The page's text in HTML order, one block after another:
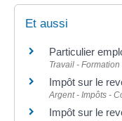
Et aussi
Particulier
Travail - Formation
Impôt sur le
Argent - Impôts -
Impôt sur le